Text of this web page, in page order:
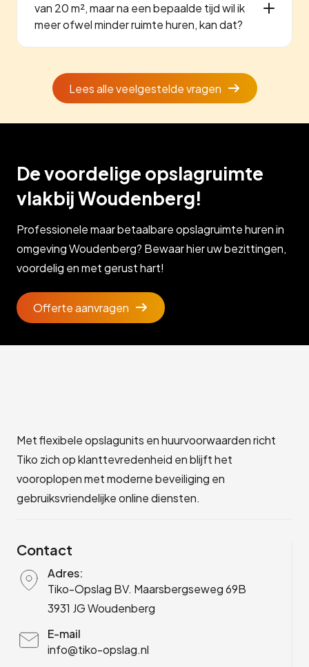
van 20 m², maar na een bepaalde tijd wil ik
meer ofwel minder ruimte huren, kan dat?
Lees alle veelgestelde vragen
De voordelige opslagruimte
vlakbij Woudenberg!
Professionele maar betaalbare opslagruimte huren in
omgeving Woudenberg? Bewaar hier uw bezittingen,
voordelig en met gerust hart!
Offerte aanvragen
Met flexibele opslagunits en huurvoorwaarden richt
Tiko zich op klanttevredenheid en blijft het
vooroplopen met moderne beveiliging en
gebruiksvriendelijke online diensten.
Contact
Adres:
Tiko-Opslag BV. Maarsbergseweg 69B
3931 JG Woudenberg
E-mail
info@tiko-opslag.nl